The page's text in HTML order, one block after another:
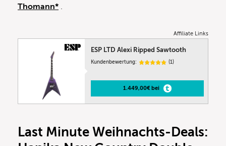
Thomann* .
Affiliate Links
ESP LTD Alexi Ripped Sawtooth
Kundenbewertung: (1)
1.449,00€ bei
Last Minute Weihnachts-Deals: